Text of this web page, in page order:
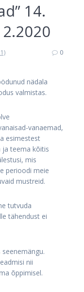
14.
0
nädala
valmistas.
vanaemad,
esimestest
ja teema kõitis
mis
perioodi meie
mustreid.
tutvuda
tähendust ei
nii
õppimisel.